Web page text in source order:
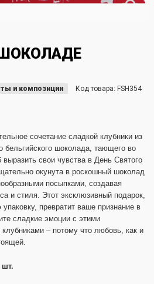
и композиции Код товара: FSH354
сочетание сладкой клубники из
бельгийского шоколада, тающего во
свои чувства в День Святого
окунута в роскошный шоколад
посыпками, создавая
и стиля. Этот эксклюзивный подарок,
превратит ваше признание в
сладкие эмоции с этими
– потому что любовь, как и
шт.